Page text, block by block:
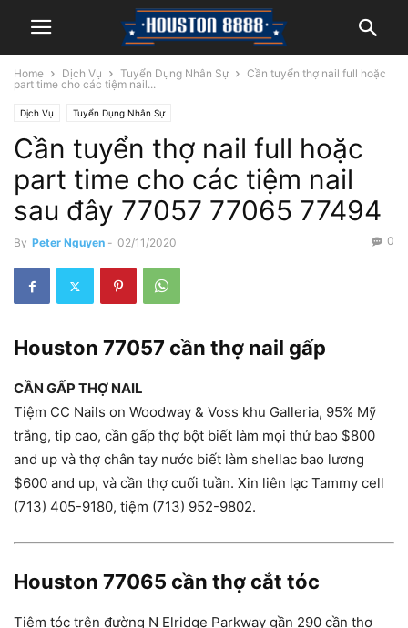
Home Dịch Vụ Tuyển Dụng Nhân Sự
Cần tuyển thợ nail full hoặc
part time cho các tiệm nail...
Dịch Vụ Tuyển Dụng Nhân Sự
Cần tuyển thợ nail full hoặc
part time cho các tiệm nail
sau đây 77057 77065 77494
By Peter Nguyen - 02/11/2020 0
Houston 77057 cần thợ nail gấp
CẦN GẤP THỢ NAIL
Tiệm CC Nails on Woodway & Voss khu Galleria, 95% Mỹ
trắng, tip cao, cần gấp thợ bột biết làm mọi thứ bao $800
and up và thợ chân tay nước biết làm shellac bao lương
$600 and up, và cần thợ cuối tuần. Xin liên lạc Tammy cell
(713) 405-9180, tiệm (713) 952-9802.
Houston 77065 cần thợ cắt tóc
Tiệm tóc trên đường N Elridge Parkway gần 290 cần thợ